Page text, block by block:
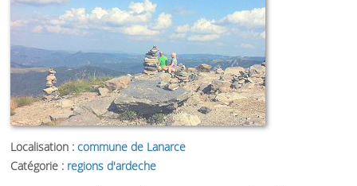
Localisation : commune de Lanarce
Catégorie : regions d'ardeche